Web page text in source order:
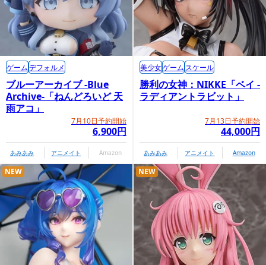
ブルーアーカイブ -Blue
Archive-「ねんどろいど 天
雨アコ」
7月10日予約開始
6,900円
ゲームデフォルメ
あみあみ アニメイト Amazon
勝利の女神：NIKKE「ベイ -
ラディアントラビット」
7月13日予約開始
44,000円
美少女ゲーム スケール
あみあみ アニメイト Amazon
NEW NEW